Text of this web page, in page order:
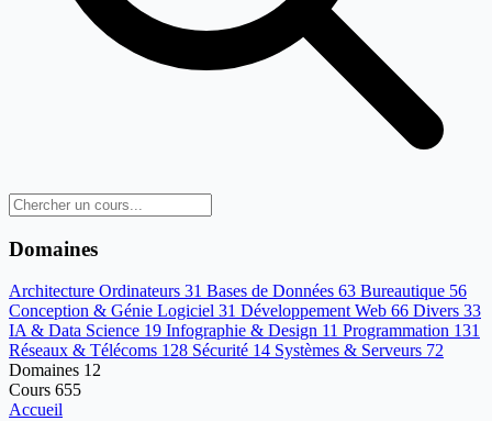
Domaines
Architecture Ordinateurs 31 Bases de Données 63 Bureautique 56
Conception & Génie Logiciel 31 Développement Web 66 Divers 33
IA & Data Science 19 Infographie & Design 11 Programmation 131
Réseaux & Télécoms 128 Sécurité 14 Systèmes & Serveurs 72
Domaines 12
Cours 655
Accueil